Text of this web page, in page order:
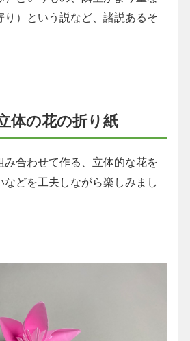
り）という説など、諸説あるそ
体の花の折り紙
み合わせて作る、立体的な花を
などを工夫しながら楽しみまし